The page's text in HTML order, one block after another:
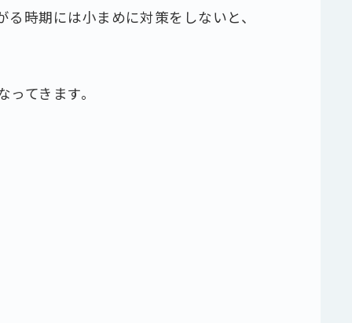
時期には小まめに対策をしないと、
てきます。